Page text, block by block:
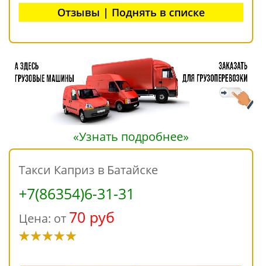
Отзывы | Поднять в списке
«Узнать подробнее»
Такси Каприз в Батайске
+7(86354)6-31-31
Цена: от 70 руб